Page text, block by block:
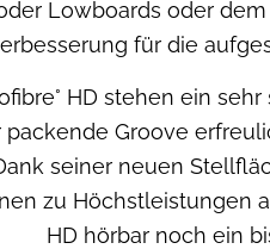
Lowboards oder
für die
HD stehen ein
packende Groove
seiner neuen
zu Höchstleistungen
HD hörbar noch ein